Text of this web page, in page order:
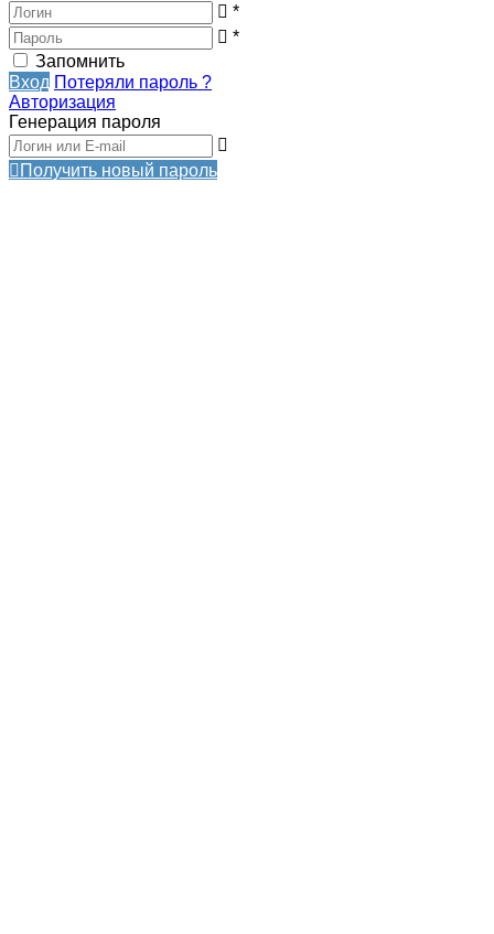
*
*
Запомнить
Вход Потеряли пароль ?
Авторизация
Генерация пароля
Получить новый пароль